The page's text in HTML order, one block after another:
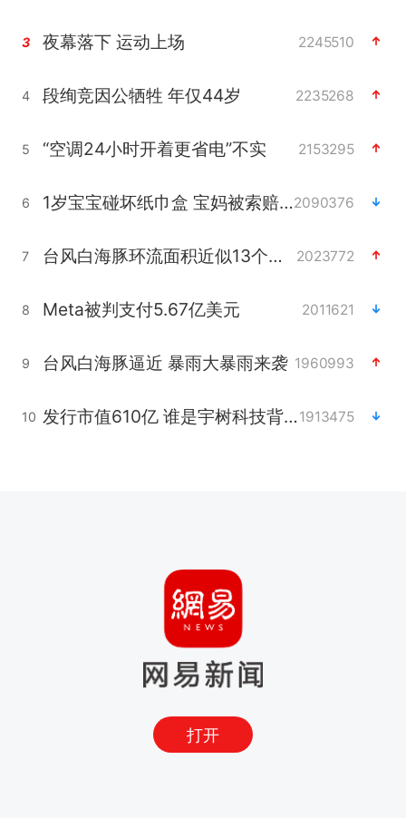
3 夜幕落下 运动上场 2245510
4 段绚竞因公牺牲 年仅44岁 2235268
5 “空调24小时开着更省电”不实 2153295
6 1岁宝宝碰坏纸巾盒 宝妈被索赔924元2090376
7 台风白海豚环流面积近似13个浙江 2023772
8 Meta被判支付5.67亿美元 2011621
9 台风白海豚逼近 暴雨大暴雨来袭 1960993
10 发行市值610亿 谁是宇树科技背后赢家1913475
打开